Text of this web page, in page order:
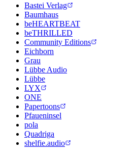
Bastei Verlag
Baumhaus
beHEARTBEAT
beTHRILLED
Community Editions
Eichborn
Grau
Lübbe Audio
Lübbe
LYX
ONE
Papertoons
Pfaueninsel
pola
Quadriga
shelfie.audio